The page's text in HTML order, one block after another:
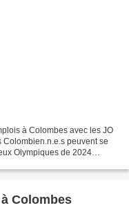
à Colombes avec les JO
peuvent se
Olympiques de 2024
Colombes